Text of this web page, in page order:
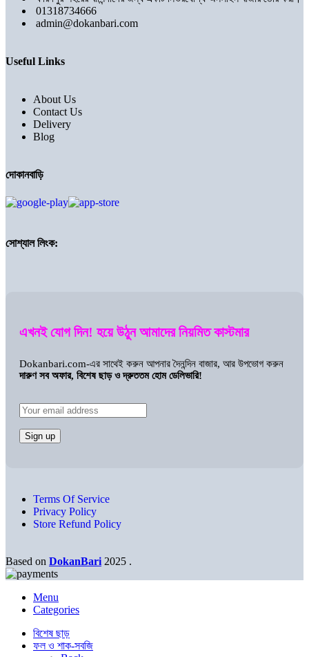
01318734666
admin@dokanbari.com
Useful Links
About Us
Contact Us
Delivery
Blog
দোকানবাড়ি
সোশ্যাল লিংক:
এখনই যোগ দিন! হয়ে উঠুন আমাদের নিয়মিত কাস্টমার
Dokanbari.com-এর সাথেই করুন আপনার দৈনন্দিন বাজার, আর উপভোগ করুন
দারুণ সব অফার, বিশেষ ছাড় ও দ্রুততম হোম ডেলিভারি!
Terms Of Service
Privacy Policy
Store Refund Policy
Based on DokanBari 2025 .
Menu
Categories
বিশেষ ছাড়
ফল ও শাক-সবজি